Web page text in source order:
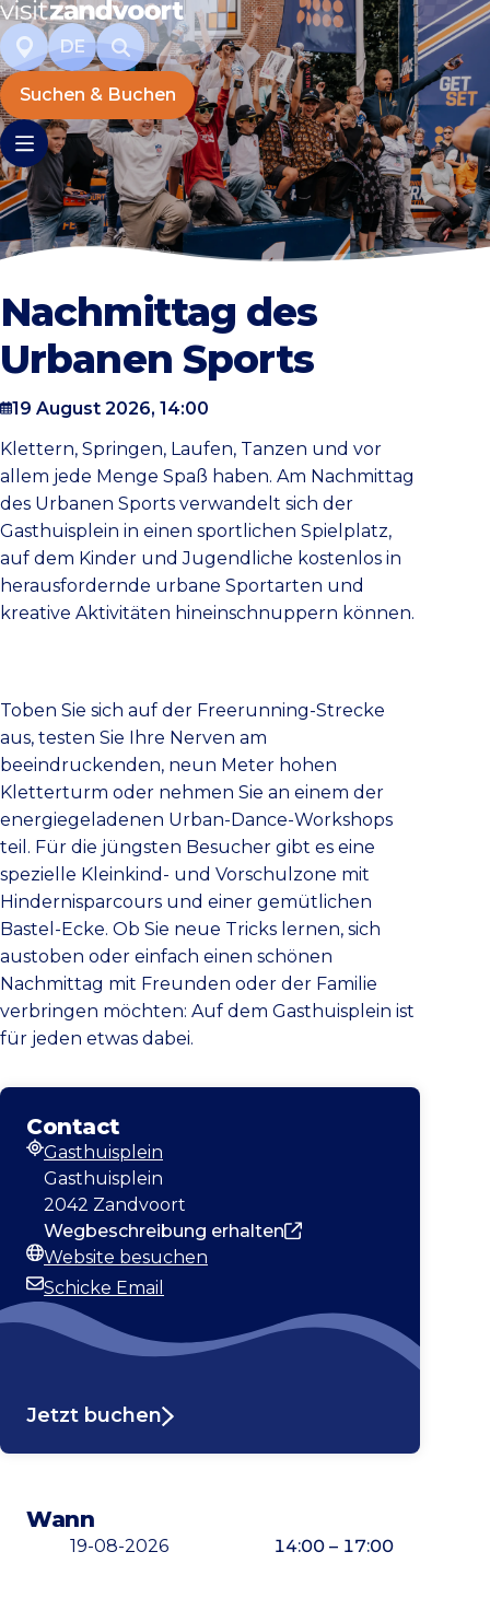
DE
Suchen & Buchen
Nachmittag des
Urbanen Sports
19 August 2026, 14:00
Klettern, Springen, Laufen, Tanzen und vor
allem jede Menge Spaß haben. Am Nachmittag
des Urbanen Sports verwandelt sich der
Gasthuisplein in einen sportlichen Spielplatz,
auf dem Kinder und Jugendliche kostenlos in
herausfordernde urbane Sportarten und
kreative Aktivitäten hineinschnuppern können.
Toben Sie sich auf der Freerunning-Strecke
aus, testen Sie Ihre Nerven am
beeindruckenden, neun Meter hohen
Kletterturm oder nehmen Sie an einem der
energiegeladenen Urban-Dance-Workshops
teil. Für die jüngsten Besucher gibt es eine
spezielle Kleinkind- und Vorschulzone mit
Hindernisparcours und einer gemütlichen
Bastel-Ecke. Ob Sie neue Tricks lernen, sich
austoben oder einfach einen schönen
Nachmittag mit Freunden oder der Familie
verbringen möchten: Auf dem Gasthuisplein ist
für jeden etwas dabei.
Contact
Adresse
Gasthuisplein
Gasthuisplein
2042 Zandvoort
Wegbeschreibung erhalten
Webseite
Website besuchen
E-Mail-Adresse
Schicke Email
Jetzt buchen
Wann
19-08-2026 14:00 – 17:00